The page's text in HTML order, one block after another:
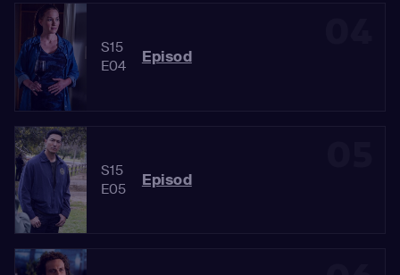
S15
E04
Episod
S15
E05
Episod